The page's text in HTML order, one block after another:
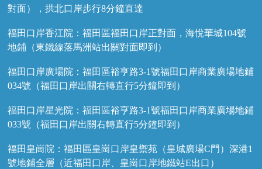
對面），拱北口岸步行8分鐘直達
福田口岸香江院：福田區福田口岸正對面，海悅華城104號
地鋪（東鐵線落馬洲站出關對面即到）
福田口岸廣場院：福田區裕亨路3-1號福田口岸商業廣場地鋪
034號（福田口岸出關右轉直行5分鐘即到）
福田口岸星光院：福田區裕亨路3-1號福田口岸商業廣場地鋪
033號（福田口岸出關右轉直行5分鐘即到）
福田皇崗院：福田區皇崗口岸皇禦苑（皇城廣場C門）深港1
號地鋪全層（近福田口岸、皇崗口岸地鐵站E出口）